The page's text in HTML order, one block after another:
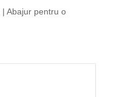
| Abajur pentru o